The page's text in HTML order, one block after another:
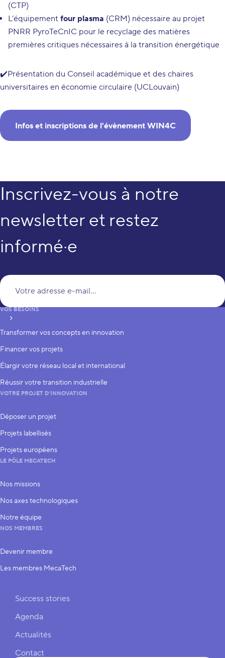
(CTP)
L’équipement four plasma (CRM) nécessaire au projet
PNRR PyroTeCnIC pour le recyclage des matières
premières critiques nécessaires à la transition énergétique
✔️Présentation du Conseil académique et des chaires
universitaires en économie circulaire (UCLouvain)
Infos et inscriptions de l'évènement WIN4C
Inscrivez-vous à notre
newsletter et restez
informé·e
S’inscrire
VOS BESOINS
Transformer vos concepts en innovation
Financer vos projets
Élargir votre réseau local et international
Réussir votre transition industrielle
VOTRE PROJET D’INNOVATION
Déposer un projet
Projets labellisés
Projets européens
LE PÔLE MECATECH
Nos missions
Nos axes technologiques
Notre équipe
NOS MEMBRES
Devenir membre
Les membres MecaTech
Liens rapides
Success stories
Agenda
Actualités
Contact